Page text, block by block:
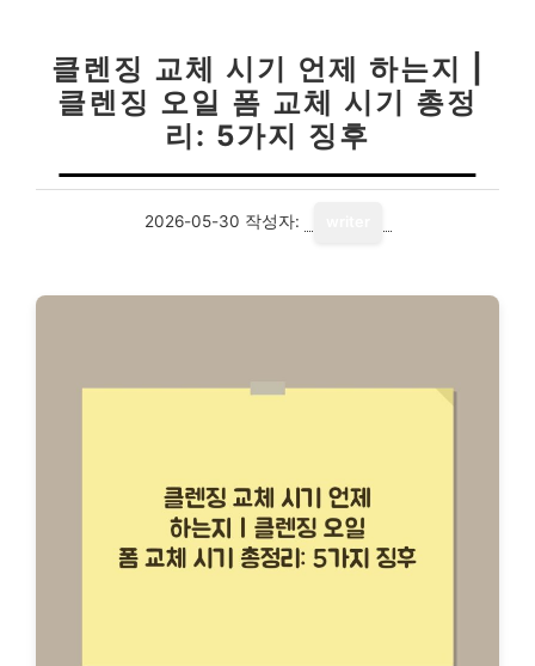
클렌징 교체 시기 언제 하는지 |
클렌징 오일 폼 교체 시기 총정
리: 5가지 징후
2026-05-30 작성자: